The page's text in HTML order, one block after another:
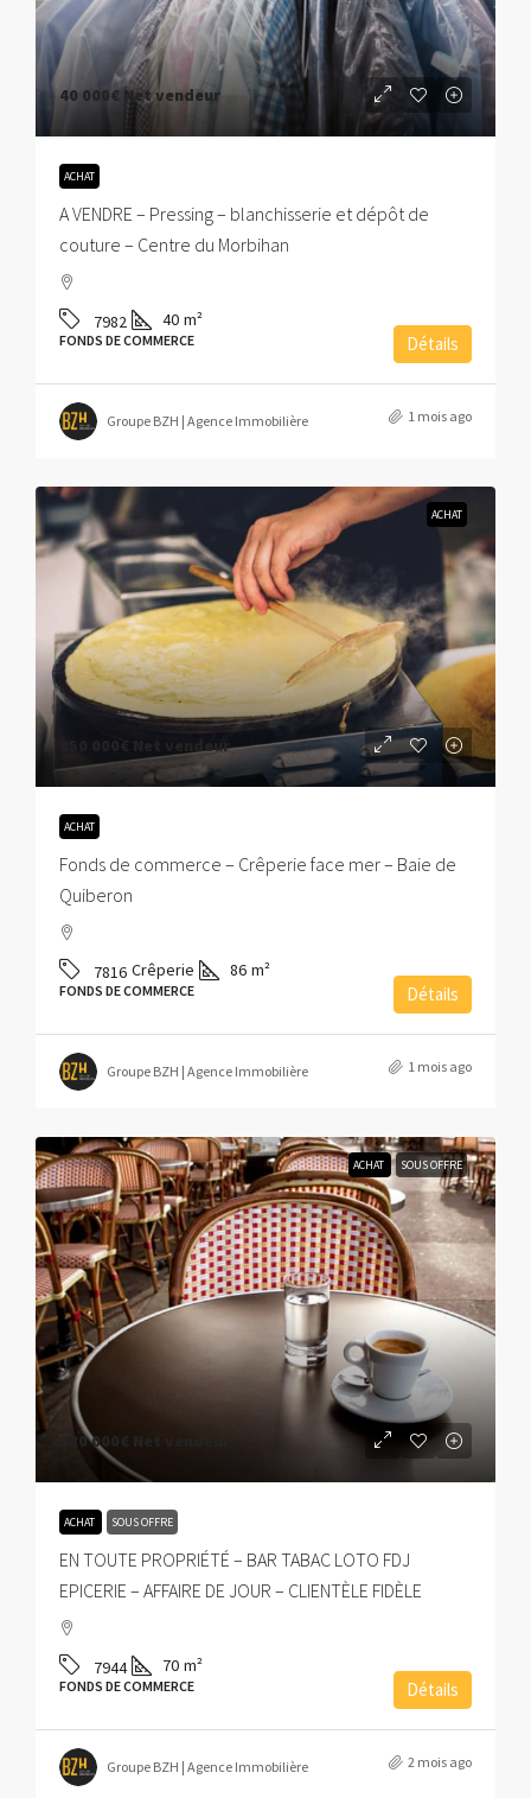
40 000€Net vendeur
ACHAT
A VENDRE – Pressing – blanchisserie et dépôt de
couture – Centre du Morbihan
7982 40 m²
FONDS DE COMMERCE Détails
Groupe BZH | Agence Immobilière 1 mois ago
ACHAT
Net vendeur
ACHAT
Fonds de commerce – Crêperie face mer – Baie de
Quiberon
7816 Crêperie 86 m²
FONDS DE COMMERCE Détails
Groupe BZH | Agence Immobilière 1 mois ago
ACHAT SOUS OFFRE
180 000€
ACHAT SOUS OFFRE
EN TOUTE PROPRIÉTÉ – BAR TABAC LOTO FDJ
EPICERIE – AFFAIRE DE JOUR – CLIENTÈLE FIDÈLE
7944 70 m²
FONDS DE COMMERCE Détails
Groupe BZH | Agence Immobilière 2 mois ago